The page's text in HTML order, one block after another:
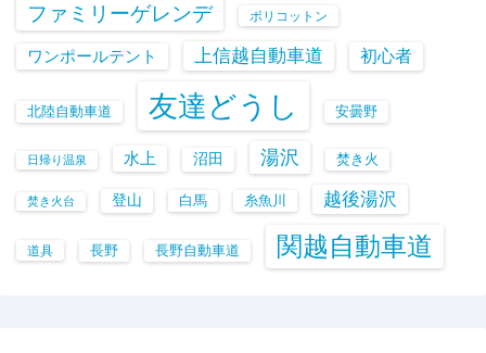
ファミリーゲレンデ ポリコットン
ワンポールテント 上信越自動車道 初心者
北陸自動車道 友達どうし 安曇野
日帰り温泉 水上 沼田 湯沢 焚き火
焚き火台 登山 白馬 糸魚川 越後湯沢
道具 長野 長野自動車道 関越自動車道